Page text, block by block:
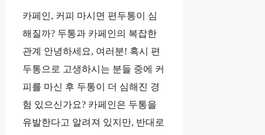
카페인, 커피 마시면 편두통이 심
해질까? 두통과 카페인의 복잡한
관계 안녕하세요, 여러분! 혹시 편
두통으로 고생하시는 분들 중에 커
피를 마신 후 두통이 더 심해진 경
험 있으신가요? 카페인은 두통을
유발한다고 알려져 있지만, 반대로